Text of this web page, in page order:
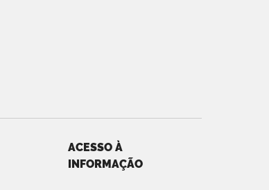
ACESSO À
INFORMAÇÃO